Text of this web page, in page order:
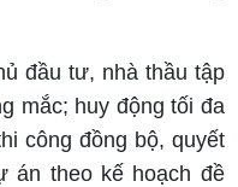
đầu tư, nhà thầu tập
mắc; huy động tối đa
công đồng bộ, quyết
án theo kế hoạch đề